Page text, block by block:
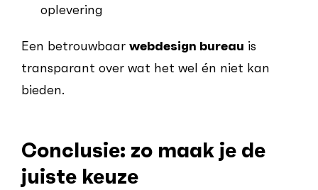
oplevering
Een betrouwbaar webdesign bureau is
transparant over wat het wel én niet kan
bieden.
Conclusie: zo maak je de
juiste keuze